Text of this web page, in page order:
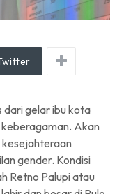
dari gelar ibu kota
Akan
gender. Kondisi
Retno Palupi atau